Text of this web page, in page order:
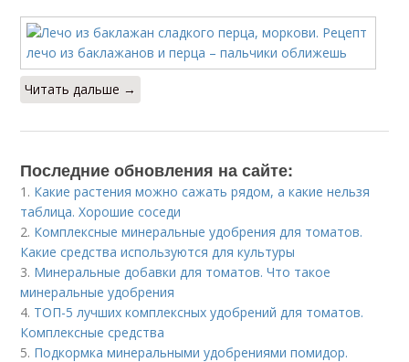
Читать дальше →
Последние обновления на сайте:
1. Какие растения можно сажать рядом, а какие нельзя
таблица. Хорошие соседи
2. Комплексные минеральные удобрения для томатов.
Какие средства используются для культуры
3. Минеральные добавки для томатов. Что такое
минеральные удобрения
4. ТОП-5 лучших комплексных удобрений для томатов.
Комплексные средства
5. Подкормка минеральными удобрениями помидор.